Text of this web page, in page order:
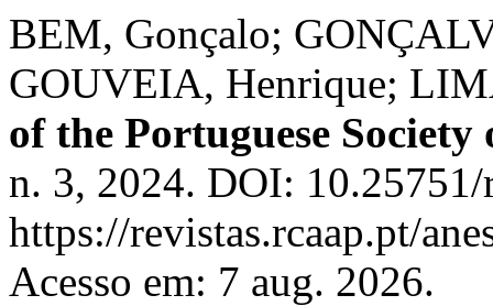
BEM, Gonçalo;
GOUVEIA, Henrique;
of the Portuguese Society
n. 3, 2024. DOI:
https://revistas.rcaap.pt/
Acesso em: 7 aug. 2026.